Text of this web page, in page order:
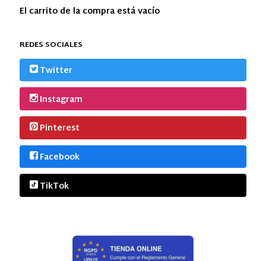
El carrito de la compra está vacío
REDES SOCIALES
Twitter
Instagram
Pinterest
Facebook
TikTok